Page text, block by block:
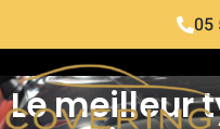
05
Le meilleur